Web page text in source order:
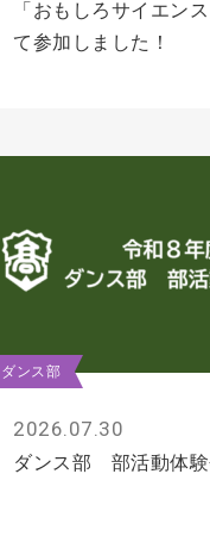
「おもしろサイエン
て参加しました！
ダンス部
2026.07.30
ダンス部 部活動体験